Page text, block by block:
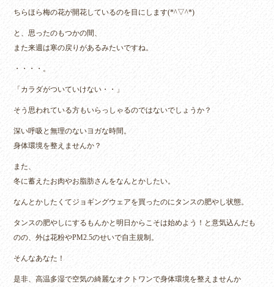
ちらほら梅の花が開花しているのを目にします(*^▽^*)
と、思ったのもつかの間、
また来週は寒の戻りがあるみたいですね。
・・・・。
「カラダがついていけない・・」
そう思われている方もいらっしゃるのではないでしょうか？
深い呼吸と無理のないヨガな時間。
身体環境を整えませんか？
また、
冬に蓄えたお肉やお脂肪さんをなんとかしたい。
なんとかしたくてジョギングウェアを買ったのにタンスの肥やし状態。
タンスの肥やしにするもんかと明日からこそは始めよう！と意気込んだも
のの、外は花粉やPM2.5のせいで自主規制。
そんなあなた！
是非、高温多湿で空気の綺麗なオクトワンで身体環境を整えませんか